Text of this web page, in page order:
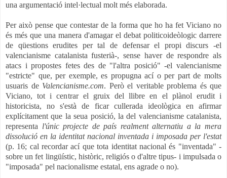
una argumentació intel·lectual molt més elaborada.
Per això pense que contestar de la forma que ho ha fet Viciano no
és més que una manera d'amagar el debat politicoideòlogic darrere
de qüestions erudites per tal de defensar el propi discurs -el
valencianisme catalanista fusterià-, sense haver de respondre als
atacs i propostes fetes des de "l'altra posició" -el valencianisme
"estricte" que, per exemple, es propugna ací o per part de molts
usuaris de Valencianisme.com. Però el veritable problema és que
Viciano, tot i centrar el gruix del llibre en el plànol erudit i
historicista, no s'està de ficar cullerada ideològica en afirmar
explícitament que la seua posició, la del valencianisme catalanista,
representa l'únic projecte de país realment alternatiu a la mera
dissolució en la identitat nacional inventada i imposada per l'estat
(p. 16; cal recordar ací que tota identitat nacional és "inventada" -
sobre un fet lingüístic, històric, religiós o d'altre tipus- i impulsada o
"imposada" pel nacionalisme estatal, ens agrade o no).